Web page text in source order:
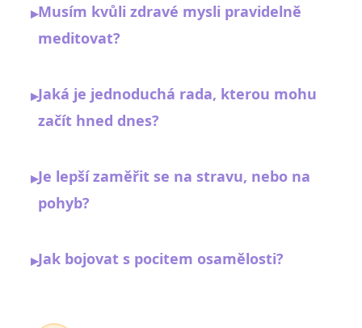
▸Musím kvůli zdravé mysli pravidelně
meditovat?
▸Jaká je jednoduchá rada, kterou mohu
začít hned dnes?
▸Je lepší zaměřit se na stravu, nebo na
pohyb?
▸Jak bojovat s pocitem osamělosti?